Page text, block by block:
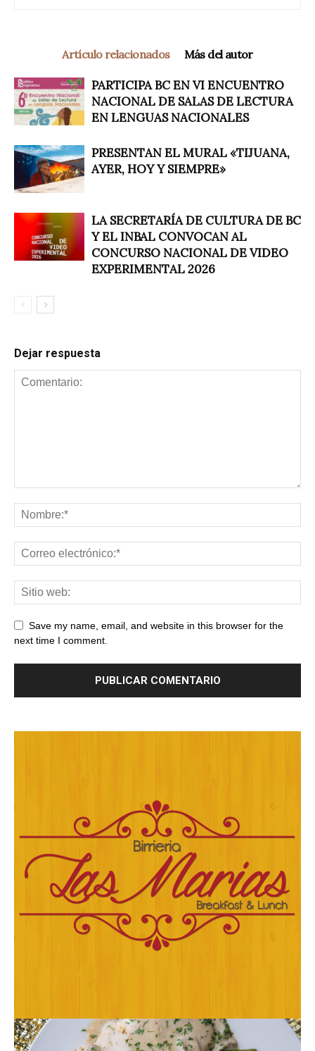
Artículo relacionados Más del autor
PARTICIPA BC EN VI ENCUENTRO
NACIONAL DE SALAS DE LECTURA
EN LENGUAS NACIONALES
PRESENTAN EL MURAL «TIJUANA,
AYER, HOY Y SIEMPRE»
LA SECRETARÍA DE CULTURA DE BC
Y EL INBAL CONVOCAN AL
CONCURSO NACIONAL DE VIDEO
EXPERIMENTAL 2026
Dejar respuesta
Save my name, email, and website in this browser for the
next time I comment.